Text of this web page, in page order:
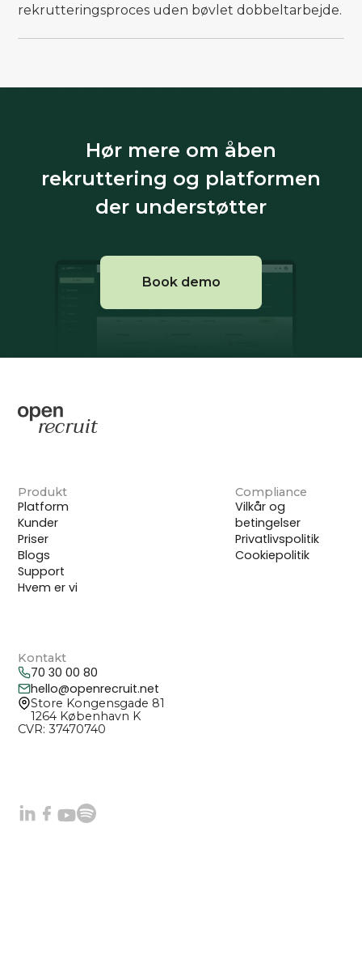
rekrutteringsproces uden bøvlet dobbeltarbejde.
Hør mere om åben
rekruttering og platformen
der understøtter
Book demo
Produkt
Platform
Kunder
Priser
Blogs
Support
Hvem er vi
Compliance
Vilkår og
betingelser
Privatlivspolitik
Cookiepolitik
Kontakt
70 30 00 80
hello@openrecruit.net
Store Kongensgade 81
1264 København K
CVR: 37470740